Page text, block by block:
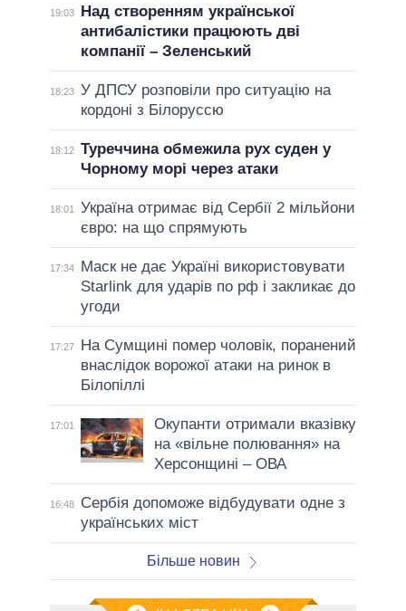
19:03
Над створенням української
антибалістики працюють дві
компанії – Зеленський
18:23 У ДПСУ розповіли про ситуацію на
кордоні з Білоруссю
18:12 Туреччина обмежила рух суден у
Чорному морі через атаки
18:01
Україна отримає від Сербії 2 мільйони
євро: на що спрямують
17:34
Маск не дає Україні використовувати
Starlink для ударів по рф і закликає до
угоди
17:27
На Сумщині помер чоловік, поранений
внаслідок ворожої атаки на ринок в
Білопіллі
17:01
Окупанти отримали вказівку
на «вільне полювання» на
Херсонщині – ОВА
16:48
Сербія допоможе відбудувати одне з
українських міст
Більше новин